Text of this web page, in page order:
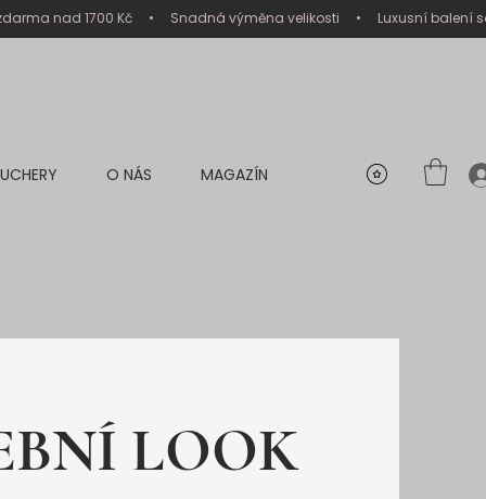
O NÁS MAGAZÍN
LOOK